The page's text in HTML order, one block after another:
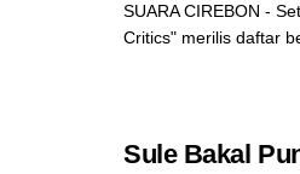
SUARA CIREBON -
Critics" merilis daftar
Sule Bakal